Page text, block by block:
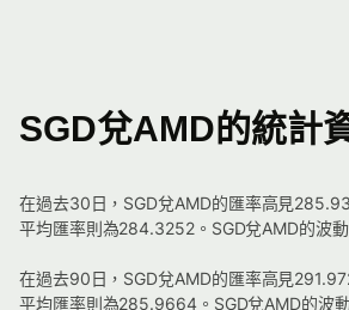
SGD兌AMD的統計
在過去30日，SGD兌AMD的匯率高見
平均匯率則為284.3252。SGD兌AMD的波
在過去90日，SGD兌AMD的匯率高見
平均匯率則為285.9664。SGD兌AMD的波